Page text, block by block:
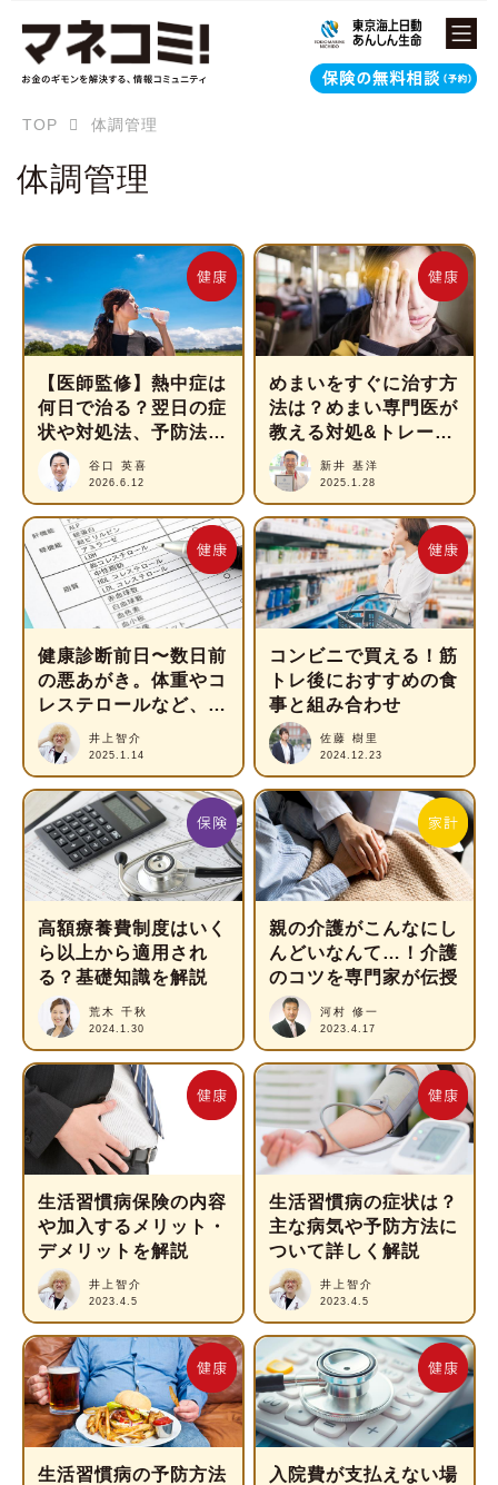
TOP 体調管理
体調管理
【医師監修】熱中症は
何日で治る？翌日の症
状や対処法、予防法を
知って対策しよう！
谷口 英喜
2026.6.12
めまいをすぐに治す方
法は？めまい専門医が
教える対処&トレーニ
ング法新井 基洋
2025.1.28
健康診断前日〜数日前
の悪あがき。体重やコ
レステロールなど、診
断結果への影響は？
井上智介
2025.1.14
コンビニで買える！筋
トレ後におすすめの食
事と組み合わせ
佐藤 樹里
2024.12.23
高額療養費制度はいく
ら以上から適用され
る？基礎知識を解説
荒木 千秋
2024.1.30
親の介護がこんなにし
んどいなんて…！介護
のコツを専門家が伝授
河村 修一
2023.4.17
生活習慣病保険の内容
や加入するメリット・
デメリットを解説
井上智介
2023.4.5
生活習慣病の症状は？
主な病気や予防方法に
ついて詳しく解説
井上智介
2023.4.5
生活習慣病の予防方法
入院費が支払えない場